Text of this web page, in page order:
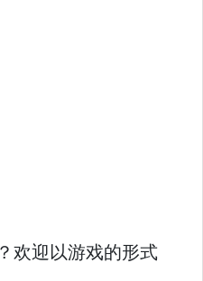
欢迎以游戏的形式